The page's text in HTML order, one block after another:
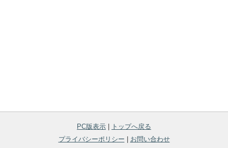
PC版表示
トップへ戻る
プライバシーポリシー
お問い合わせ